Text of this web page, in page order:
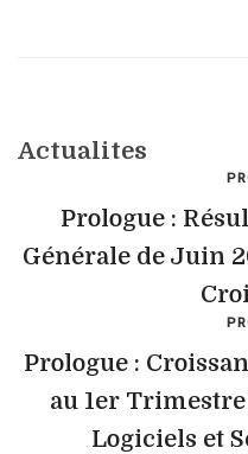
Actualites
Prologue :
Générale de Juin
Prologue :
au 1er
Logiciels et